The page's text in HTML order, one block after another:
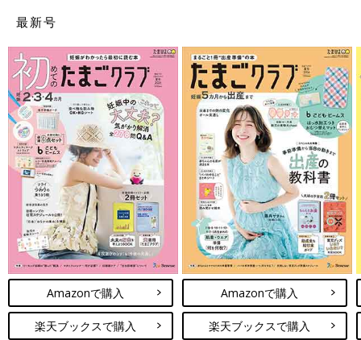
最新号
Amazonで購入
楽天ブックスで購入
Amazonで購入
楽天ブックスで購入